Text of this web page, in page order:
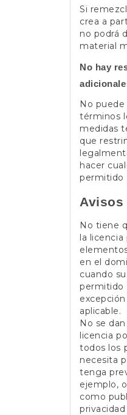
Si
crea a
no podrá
material
No hay
No puede
términos
medidas
que
hacer
permitido
Avisos
No tiene
la licencia
en el
cuando
permitido
aplicable.
No se
licencia
todos los
necesita
tenga
ejemplo,
como